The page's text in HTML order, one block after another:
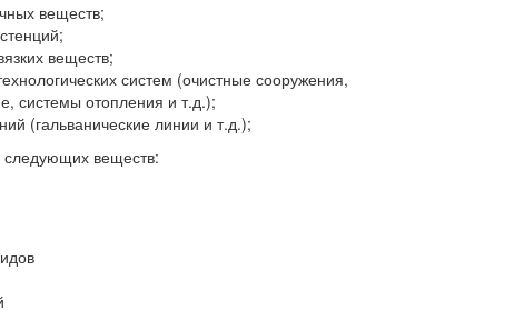
веществ;
веществ;
систем (очистные сооружения,
системы отопления и т.д.);
(гальванические линии и т.д.);
следующих веществ: